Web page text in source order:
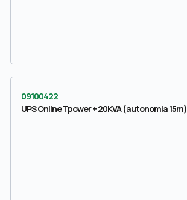
09100422
UPS Online Tpower + 20KVA (autonomia 15m)